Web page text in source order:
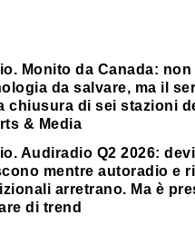
Monito da Canada: non
da salvare, ma il
chiusura di sei stazioni
& Media
Audiradio Q2 2026:
mentre autoradio e
arretrano. Ma è
di trend